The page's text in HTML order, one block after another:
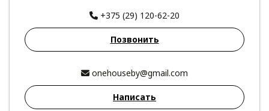
+375 (29) 120-62-20
Позвонить
onehouseby@gmail.com
Написать